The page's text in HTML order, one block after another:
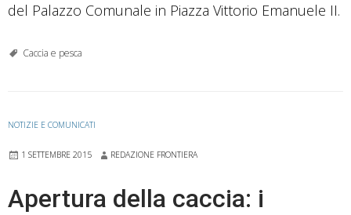
del Palazzo Comunale in Piazza Vittorio Emanuele II.
Caccia e pesca
NOTIZIE E COMUNICATI
1 SETTEMBRE 2015 REDAZIONE FRONTIERA
Apertura della caccia: i